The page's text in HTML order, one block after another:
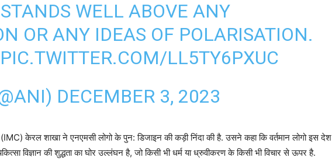
WELL ABOVE ANY
OR ANY IDEAS OF POLARISATION.
PIC.TWITTER.COM/LL5TY6PXUC
DECEMBER 3, 2023
केरल शाखा ने एनएमसी लोगो के पुन: डिजाइन की कड़ी निंदा की है. उसने कहा कि वर्तमान लोगो इस देश
विज्ञान की शुद्धता का घोर उल्लंघन है, जो किसी भी धर्म या ध्रुवीकरण के किसी भी विचार से ऊपर है.